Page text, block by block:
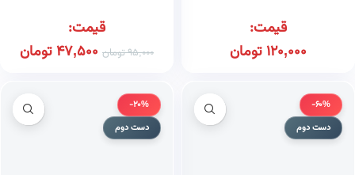
قیمت:
120,000تومان
قیمت:
95,000تومان 47,500تومان
-60%
دست دوم
-20%
دست دوم